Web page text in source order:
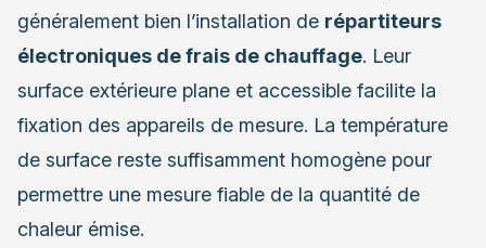
généralement bien l’installation de répartiteurs
électroniques de frais de chauffage. Leur
surface extérieure plane et accessible facilite la
fixation des appareils de mesure. La température
de surface reste suffisamment homogène pour
permettre une mesure fiable de la quantité de
chaleur émise.